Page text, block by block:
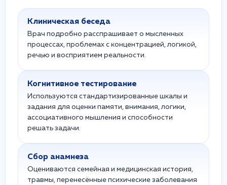
Клиническая беседа
Врач подробно расспрашивает о мысленных
процессах, проблемах с концентрацией, логикой,
речью и восприятием реальности.
Когнитивное тестирование
Используются стандартизированные шкалы и
задания для оценки памяти, внимания, логики,
ассоциативного мышления и способности
решать задачи.
Сбор анамнеза
Оцениваются семейная и медицинская история,
травмы, перенесённые психические заболевания